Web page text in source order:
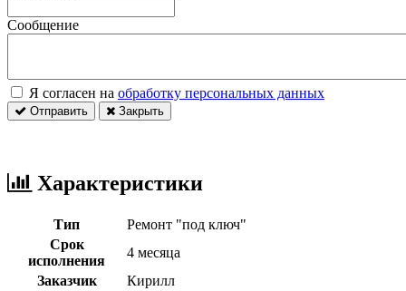
Сообщение
Я согласен на обработку персональных данных
Отправить Закрыть
Характеристики
Тип
Ремонт "под ключ"
Срок
исполнения
4 месяца
Заказчик
Кирилл